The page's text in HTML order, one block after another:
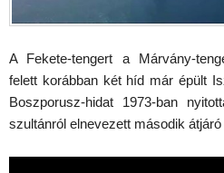
A Fekete-tengert a Márvány-
felett korábban két híd már épült
Boszporusz-hidat 1973-ban
szultánról elnevezett második